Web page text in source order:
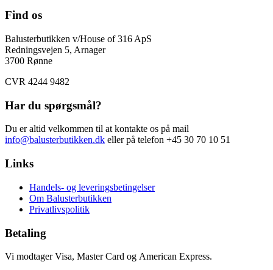
Find os
Balusterbutikken v/House of 316 ApS
Redningsvejen 5, Arnager
3700 Rønne
CVR 4244 9482
Har du spørgsmål?
Du er altid velkommen til at kontakte os på mail
info@balusterbutikken.dk eller på telefon +45 30 70 10 51
Links
Handels- og leveringsbetingelser
Om Balusterbutikken
Privatlivspolitik
Betaling
Vi modtager Visa, Master Card og American Express.